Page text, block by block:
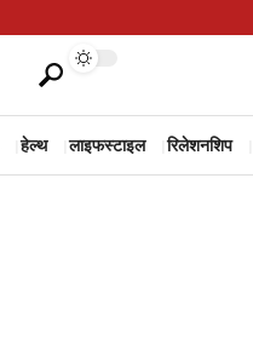
हेल्थ लाइफस्टाइल रिलेशनशिप